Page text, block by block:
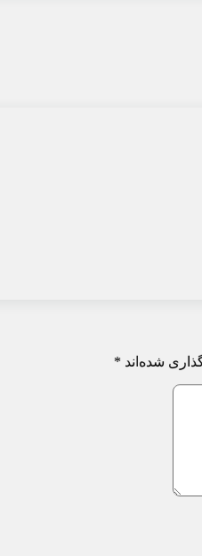
شده‌اند *